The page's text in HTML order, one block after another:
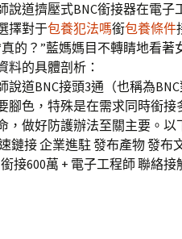
說道擠壓式BNC銜接器在電
擇對于包養犯法嗎銜包養條件
的？”藍媽媽目不轉睛地看
料的具體剖析：
說道BNC接頭3通（也稱為
腳色，特殊是在需求同時銜
，做好防護辦法至關主要。以
鏈接 企業進駐 發布產物 發布
銜接600萬 + 電子工程師 聯絡接